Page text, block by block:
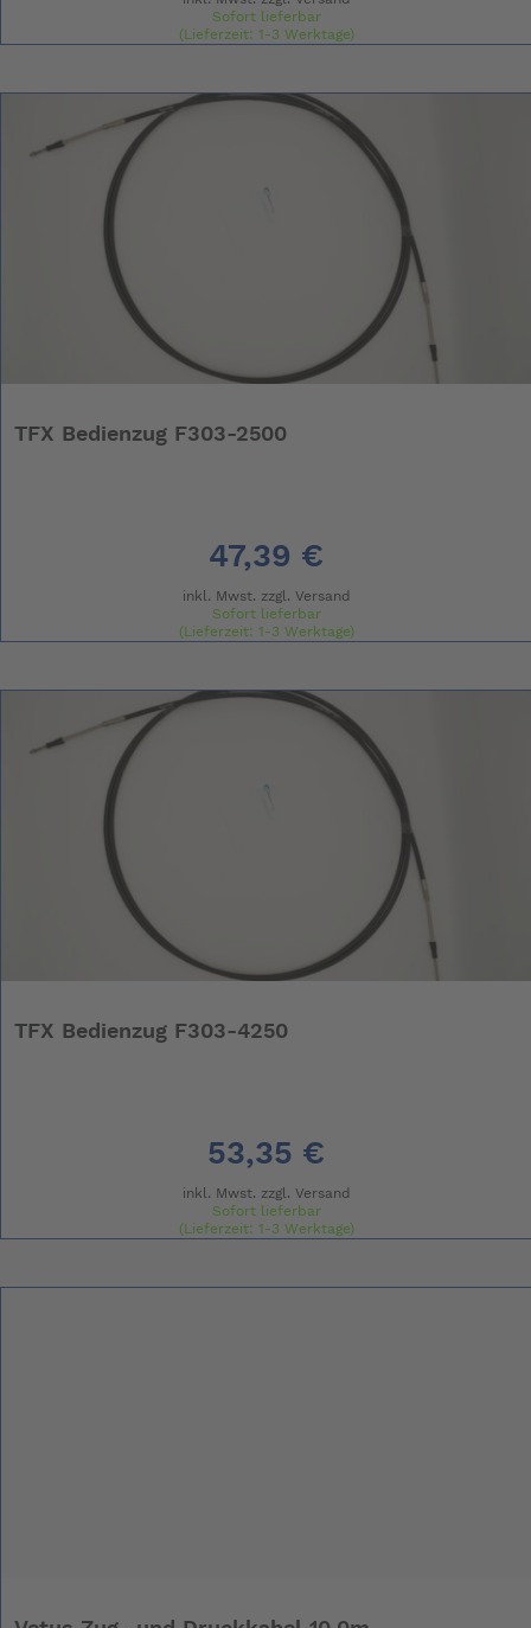
Sofort lieferbar
(Lieferzeit: 1-3 Werktage)
TFX Bedienzug F303-2500
47,39 €
inkl. Mwst. zzgl. Versand
Sofort lieferbar
(Lieferzeit: 1-3 Werktage)
TFX Bedienzug F303-4250
53,35 €
inkl. Mwst. zzgl. Versand
Sofort lieferbar
(Lieferzeit: 1-3 Werktage)